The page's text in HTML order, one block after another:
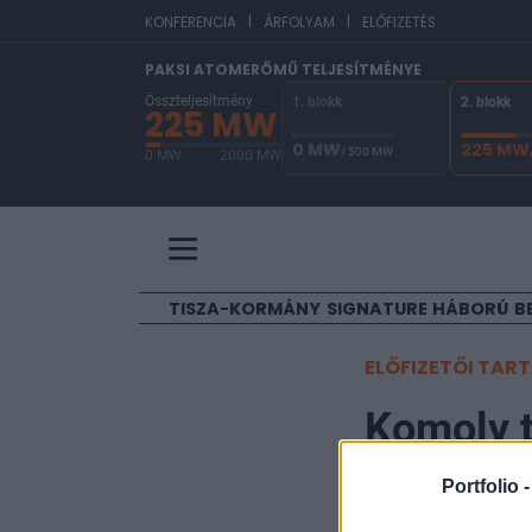
Portfolio -
KONFERENCIA | ÁRFOLYAM | ELŐFIZETÉS
PAKSI ATOMERŐMŰ TELJESÍTMÉNYE
Összteljesítmény
225 MW
0 MW 2000 MW
1. blokk
0 MW/ 500 MW
2. blokk
225 MW
TISZA-KORMÁNY SIGNATURE HÁBORÚ
ELŐFIZETŐI
Komoly